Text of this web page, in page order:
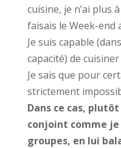
cuisine, je n’ai plus
faisais le Week-end
Je suis capable
capacité) de
Je sais que pour
strictement
Dans ce cas,
conjoint comme
groupes, en lui